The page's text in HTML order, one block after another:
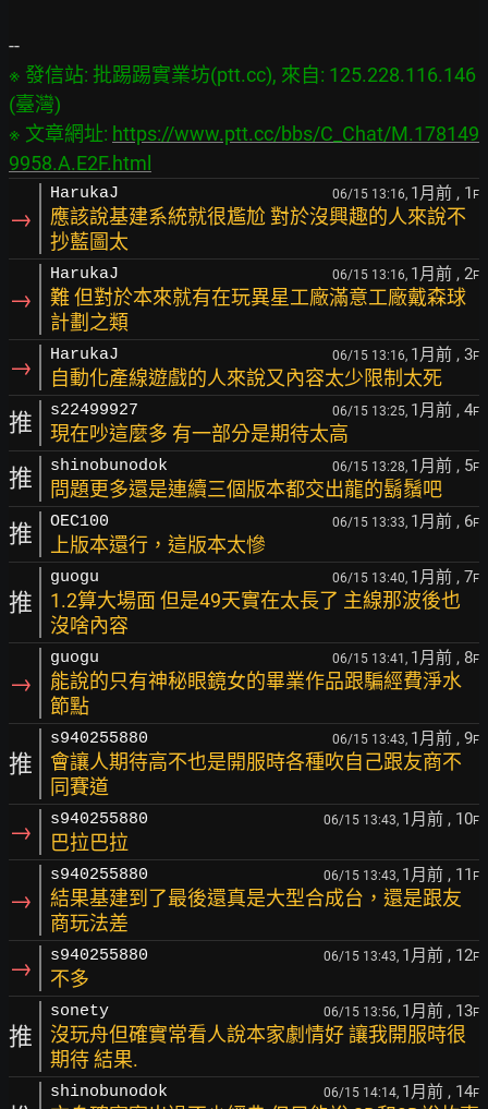
※ 發信站: 批踢踢實業坊(ptt.cc), 來自: 125.228.116.146
(臺灣)
※ 文章網址: https://www.ptt.cc/bbs/C_Chat/M.178149
9958.A.E2F.html
→
HarukaJ 06/15 13:16, 1月前 , 1 F
應該說基建系統就很尷尬 對於沒興趣的人來說不
抄藍圖太
→
HarukaJ 06/15 13:16, 1月前 , 2F
難 但對於本來就有在玩異星工廠滿意工廠戴森球
計劃之類
→ HarukaJ 06/15 13:16, 1月前 , 3F
自動化產線遊戲的人來說又內容太少限制太死
推 s22499927 06/15 13:25, 1月前 , 4F
現在吵這麼多 有一部分是期待太高
推 shinobunodok 06/15 13:28, 1月前 , 5F
問題更多還是連續三個版本都交出龍的鬍鬚吧
推 OEC100 06/15 13:33, 1月前 , 6F
上版本還行，這版本太慘
推
guogu 06/15 13:40, 1月前 , 7F
1.2算大場面 但是49天實在太長了 主線那波後也
沒啥內容
→
guogu 06/15 13:41, 1月前 , 8F
能說的只有神秘眼鏡女的畢業作品跟騙經費淨水
節點
推
s940255880 06/15 13:43, 1月前 , 9F
會讓人期待高不也是開服時各種吹自己跟友商不
同賽道
→ s940255880 06/15 13:43, 1月前 , 10F
巴拉巴拉
→
s940255880 06/15 13:43, 1月前 , 11 F
結果基建到了最後還真是大型合成台，還是跟友
商玩法差
→ s940255880 06/15 13:43, 1月前 , 12F
不多
推
sonety 06/15 13:56, 1月前 , 13F
沒玩舟但確實常看人說本家劇情好 讓我開服時很
期待 結果.
shinobunodok 06/15 14:14, 1月前 , 14F